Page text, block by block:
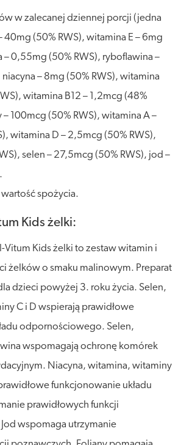
w zalecanej dziennej porcji (jedna
40mg (50% RWS), witamina E – 6mg
– 0,55mg (50% RWS), ryboflawina –
– 8mg (50% RWS), witamina
witamina B12 – 1,2mcg (48%
– 100mcg (50% RWS), witamina A –
witamina D – 2,5mcg (50% RWS),
selen – 27,5mcg (50% RWS), jod –
wartość spożycia.
Kids żelki:
Vitum Kids żelki to zestaw witamin i
żelków o smaku malinowym. Preparat
dzieci powyżej 3. roku życia. Selen,
C i D wspierają prawidłowe
odpornościowego. Selen,
wspomagają ochronę komórek
Niacyna, witamina, witaminy
funkcjonowanie układu
prawidłowych funkcji
wspomaga utrzymanie